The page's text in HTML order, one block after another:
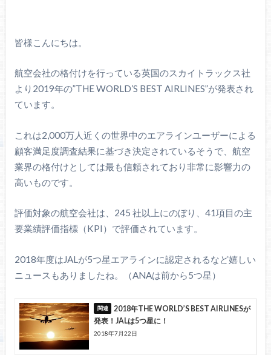
皆様こんにちは。
航空会社の格付けを行っている英国のスカイトラックス社
より2019年の”THE WORLD’S BEST AIRLINES”が発表され
ています。
これは2,000万人近くの世界中のエアラインユーザーによる
顧客満足度調査結果に基づき決定されているそうで、航空
業界の格付けとしては最も信頼されており非常に影響力の
高いものです。
評価対象の航空会社は、245 社以上にのぼり、41項目の主
要業績評価指標（KPI）で評価されています。
2018年度はJALが5つ星エアラインに認定されるなど嬉しい
ニュースもありましたね。（ANAは前から5つ星）
2018年THE WORLD’S BEST AIRLINESが
発表！JALは5つ星に！
2018年7月22日